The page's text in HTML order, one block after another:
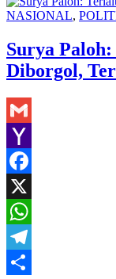
NASIONAL,
Surya
Diborgol,
Gmail
Yahoo
Mail
Facebook
X
WhatsApp
Telegram